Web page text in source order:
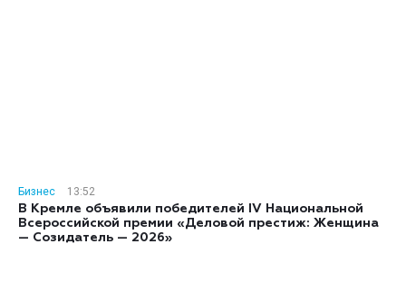
Бизнес
13:52
В Кремле объявили победителей IV Национальной
Всероссийской премии «Деловой престиж: Женщина
— Созидатель — 2026»